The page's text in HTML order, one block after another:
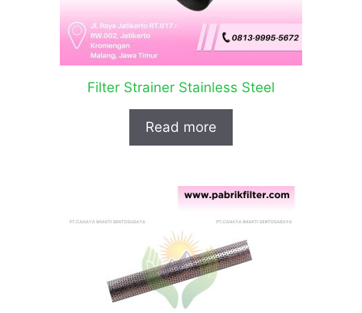
Filter Strainer Stainless Steel
Read more